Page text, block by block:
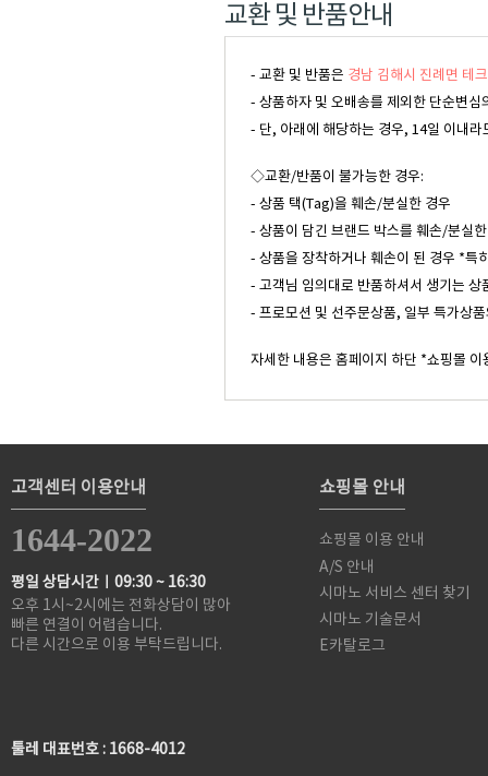
교환 및 반품안내
- 교환 및 반품은 경남 김해시 진례면 테
- 상품하자 및 오배송를 제외한 단순변
- 단, 아래에 해당하는 경우, 14일 이내
◇교환/반품이 불가능한 경우:
- 상품 택(Tag)을 훼손/분실한 경우
- 상품이 담긴 브랜드 박스를 훼손/분실
- 상품을 장착하거나 훼손이 된 경우 *특
- 고객님 임의대로 반품하셔서 생기는 상
- 프로모션 및 선주문상품, 일부 특가상
자세한 내용은 홈페이지 하단 *쇼핑몰
고객센터 이용안내
1644-2022
평일 상담시간ㅣ09:30 ~ 16:30
오후 1시~2시에는 전화상담이 많아
빠른 연결이 어렵습니다.
다른 시간으로 이용 부탁드립니다.
툴레 대표번호 : 1668-4012
쇼핑몰 안내
쇼핑몰 이용 안내
A/S 안내
시마노 서비스 센터 찾기
시마노 기술문서
E카탈로그